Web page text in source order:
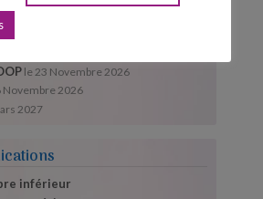
le 23 Novembre 2026
Novembre 2026
2027
inférieur